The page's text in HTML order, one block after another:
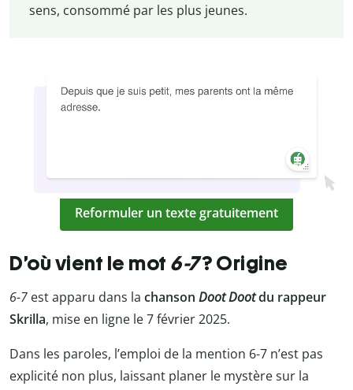
sens, consommé par les plus jeunes.
Reformuler un texte gratuitement
D’où vient le mot 6-7? Origine
6-7 est apparu dans la chanson Doot Dootdu rappeur
Skrilla, mise en ligne le 7 février 2025.
Dans les paroles, l’emploi de la mention 6-7 n’est pas
explicité non plus, laissant planer le mystère sur la